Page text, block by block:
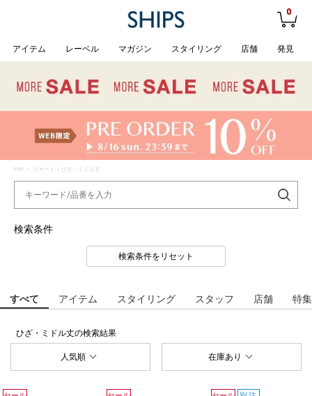
0
アイテム レーベル マガジン スタイリング 店舗 発見
TOP > スカート > ひざ・ミドル丈
検索条件
検索条件をリセット
すべて アイテム スタイリング スタッフ 店舗 特集
ひざ・ミドル丈の検索結果
人気順 在庫あり